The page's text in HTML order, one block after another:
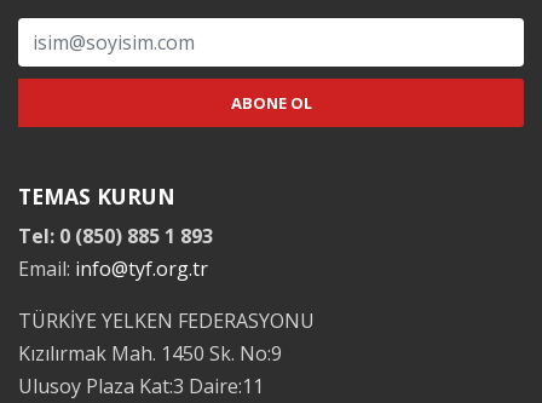
TEMAS KURUN
Tel: 0 (850) 885 1 893
Email: info@tyf.org.tr
TÜRKİYE YELKEN FEDERASYONU
Kızılırmak Mah. 1450 Sk. No:9
Ulusoy Plaza Kat:3 Daire:11